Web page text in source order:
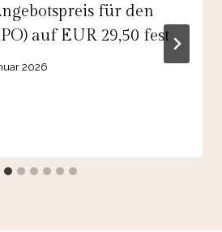
für den
auf EUR 29,50 fest
2026